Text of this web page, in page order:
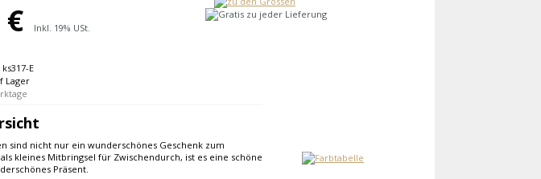
Inkl. 19% USt.
ks317-E
Lager
sind nicht nur ein wunderschönes Geschenk zum
kleines Mitbringsel für Zwischendurch, ist es eine schöne
Präsent.